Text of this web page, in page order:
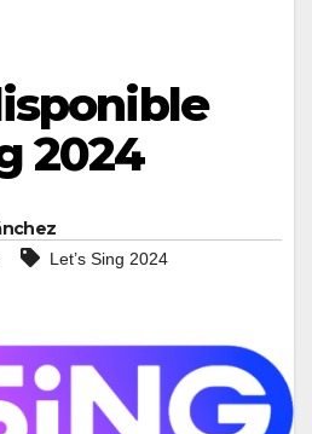
2024
Let’s Sing 2024